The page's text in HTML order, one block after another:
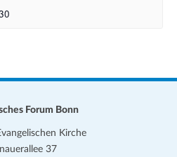
Forum Bonn
Kirche
37